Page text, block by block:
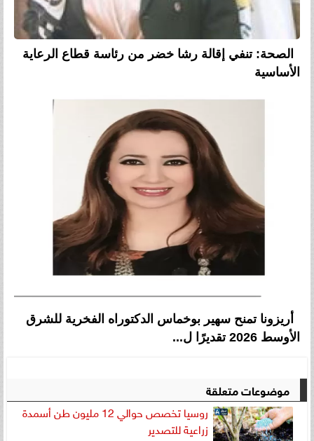
الصحة: تنفي إقالة رشا خضر من رئاسة قطاع الرعاية
الأساسية
أريزونا تمنح سهير بوخماس الدكتوراه الفخرية للشرق
الأوسط 2026 تقديرًا ل...
موضوعات متعلقة
روسيا تخصص حوالي 12 مليون طن أسمدة
زراعية للتصدير